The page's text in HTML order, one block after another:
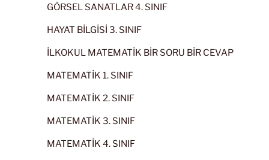
GÖRSEL SANATLAR 4. SINIF
HAYAT BİLGİSİ 3. SINIF
İLKOKUL MATEMATİK BİR SORU BİR CEVAP
MATEMATİK 1. SINIF
MATEMATİK 2. SINIF
MATEMATİK 3. SINIF
MATEMATİK 4. SINIF